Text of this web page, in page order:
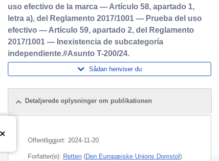
uso efectivo de la marca — Artículo 58, apartado 1,
letra a), del Reglamento 2017/1001 — Prueba del uso
efectivo — Artículo 59, apartado 2, del Reglamento
2017/1001 — Inexistencia de subcategoría
independiente.#Asunto T-200/24.
Sådan henviser du
Detaljerede oplysninger om publikationen
Offentliggjort: 2024-11-20
Forfatter(e): Retten (Den Europæiske Unions Domstol )